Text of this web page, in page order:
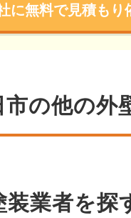
に無料で見積もり
の他の外
装業者を探